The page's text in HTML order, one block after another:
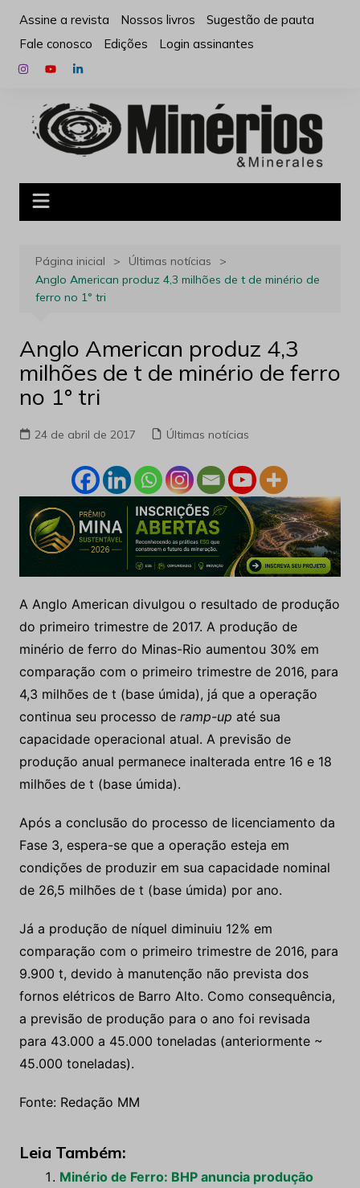
para
conteúdo
Assine a revista Nossos livros
Sugestão de pauta
Fale conosco
Edições Login assinantes
Página inicial
Últimas notícias
Anglo American produz 4,3 milhões de t de minério de
ferro no 1° tri
Anglo American produz 4,3
milhões de t de minério de ferro
no 1° tri
24 de abril de 2017 Últimas notícias
A Anglo American divulgou o resultado de produção
do primeiro trimestre de 2017. A produção de
minério de ferro do Minas-Rio aumentou 30% em
comparação com o primeiro trimestre de 2016, para
4,3 milhões de t (base úmida), já que a operação
continua seu processo de ramp-up até sua
capacidade operacional atual. A previsão de
produção anual permanece inalterada entre 16 e 18
milhões de t (base úmida).
Após a conclusão do processo de licenciamento da
Fase 3, espera-se que a operação esteja em
condições de produzir em sua capacidade nominal
de 26,5 milhões de t (base úmida) por ano.
Já a produção de níquel diminuiu 12% em
comparação com o primeiro trimestre de 2016, para
9.900 t, devido à manutenção não prevista dos
fornos elétricos de Barro Alto. Como consequência,
a previsão de produção para o ano foi revisada
para 43.000 a 45.000 toneladas (anteriormente ~
45.000 toneladas).
Fonte: Redação MM
Leia Também:
Minério de Ferro: BHP anuncia produção